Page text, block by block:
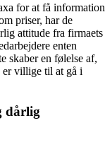
for at få information
priser, har de
attitude fra firmaets
enten
skaber en følelse af,
er villige til at gå i
dårlig